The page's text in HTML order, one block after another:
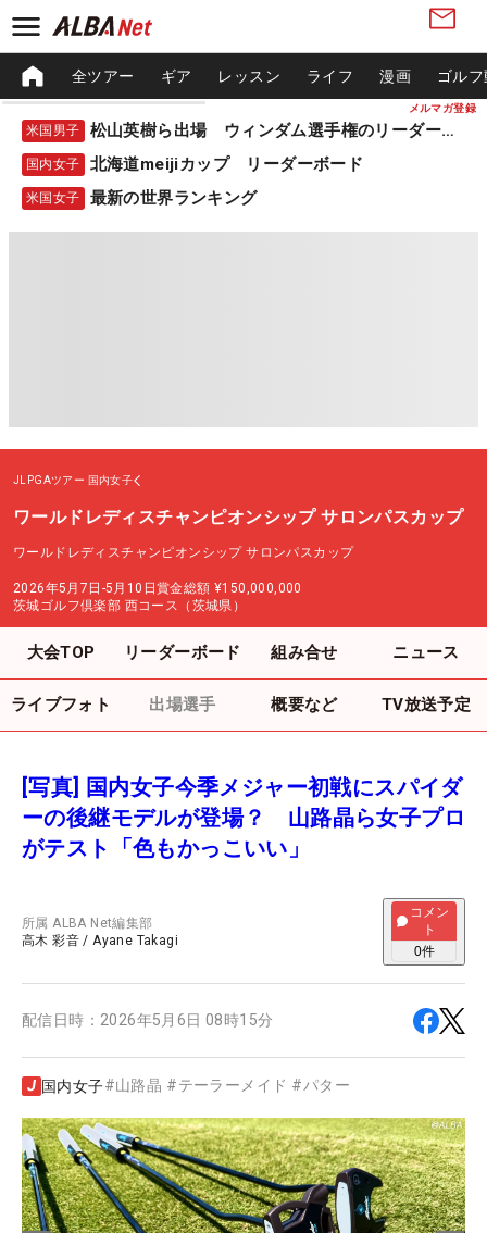
メルマガ登録
全ツアー ギア レッスン ライフ 漫画 ゴル
米国男子 松山英樹ら出場 ウィンダム選手権のリーダーボード
国内女子 北海道meijiカップ リーダーボード
米国女子 最新の世界ランキング
JLPGAツアー 国内女子
ワールドレディスチャンピオンシップ サロンパスカップ
ワールドレディスチャンピオンシップ サロンパスカップ
2026年5月7日-5月10日賞金総額 ¥150,000,000
茨城ゴルフ倶楽部 西コース（茨城県）
大会TOP リーダーボード 組み合せ ニュース
ライブフォト 出場選手 概要など TV放送予定
[写真] 国内女子今季メジャー初戦にスパイダ
ーの後継モデルが登場？ 山路晶ら女子プロ
がテスト「色もかっこいい」
所属ALBA Net編集部
高木 彩音 /Ayane Takagi
コメン
ト
0件
配信日時： 2026年5月6日 08時15分
国内女子#山路晶 #テーラーメイド #パター